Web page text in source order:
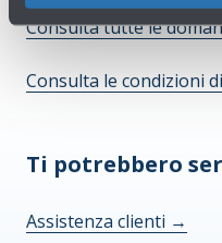
Consulta tutte le
Consulta le condizioni
Ti potrebbero
Assistenza clienti →